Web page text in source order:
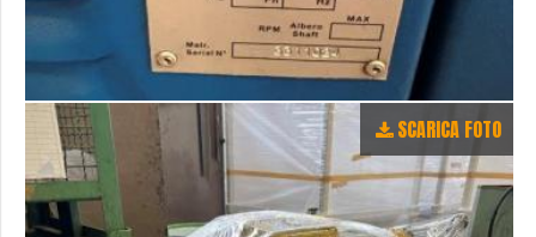
SCARICA FOTO